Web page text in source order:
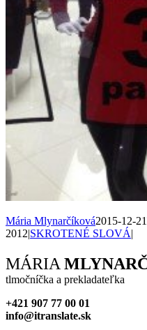
Mária Mlynarčíková2015-12-
2012|SKROTENÉ SLOVÁ|
Facebook
X
Reddit
LinkedIn
WhatsApp
Tumblr
Pinterest
Vk
Xing
Email
MÁRIA
tlmočníčka a prekladateľka
+421 907 77 00 01
info@itranslate.sk